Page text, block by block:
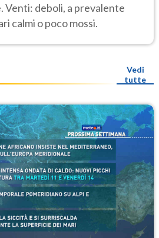
Venti: deboli, a prevalente
calmi o poco mossi.
Vedi
tutte